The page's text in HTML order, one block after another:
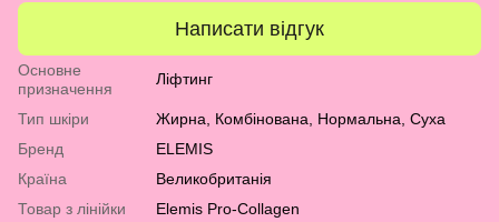
Написати відгук
Основне
призначення
Ліфтинг
Тип шкіри Жирна, Комбінована, Нормальна, Суха
Бренд
ELEMIS
Країна
Великобританія
Товар з лінійки
Elemis Pro-Collagen